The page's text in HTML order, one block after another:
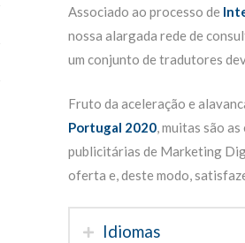
Associado ao processo de
nossa alargada rede de
um conjunto de tradutores
Fruto da aceleração e
Portugal 2020, muitas são
publicitárias de Marketing
oferta e, deste modo,
Idiomas